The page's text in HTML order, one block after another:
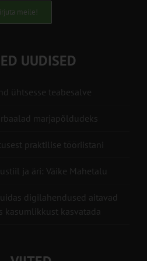
meile!
UUDISED
ühtsesse teabesalve
marjapõldudeks
praktilise tööriistani
ja äri: Väike Mahetalu
digilahendused aitavad
kasumlikkust kasvatada